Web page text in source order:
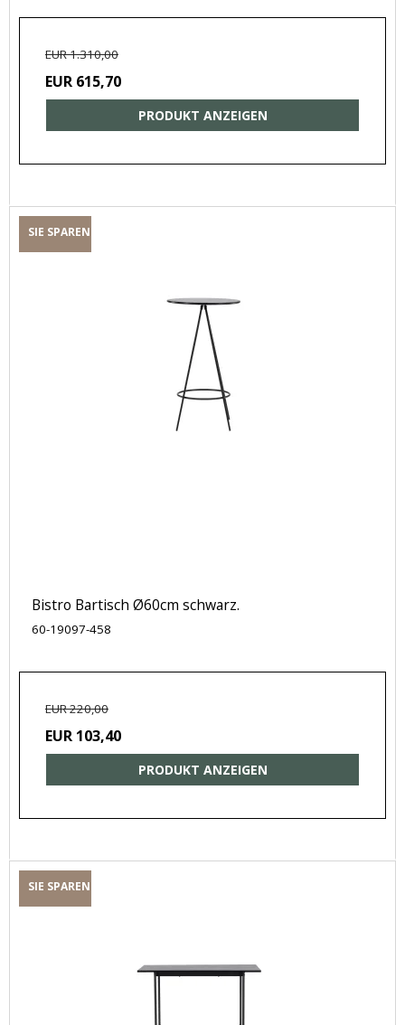
EUR 1.310,00
EUR 615,70
PRODUKT ANZEIGEN
SIE SPAREN
Bistro Bartisch Ø60cm schwarz.
60-19097-458
EUR 220,00
EUR 103,40
PRODUKT ANZEIGEN
SIE SPAREN